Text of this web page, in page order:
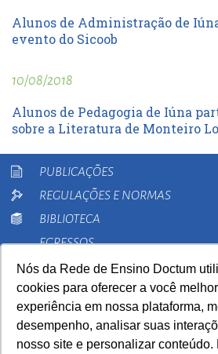
Nós da Rede de Ensino Doctum
cookies para oferecer a você melhor
experiência em nossa plataforma,
desempenho, analisar suas
nosso site e personalizar conteúdo.
Alunos de Administração de
evento do Sicoob
10/08/2018
Alunos de Pedagogia de Iúna
sobre a Literatura de Monteiro
PUBLICAÇÕES
REGULAÇÕES E NORMAS
BIBLIOTECA
EGRESSOS
PESQUISA
EXTENSÃO